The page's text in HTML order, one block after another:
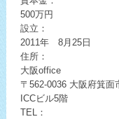
500万円
設立：
2011年 8月25日
住所：
大阪office
〒562-0036 大阪府箕面
ICCビル5階
TEL：